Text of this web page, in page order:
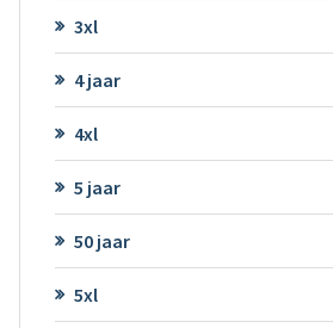
3xl
4 jaar
4xl
5 jaar
50 jaar
5xl